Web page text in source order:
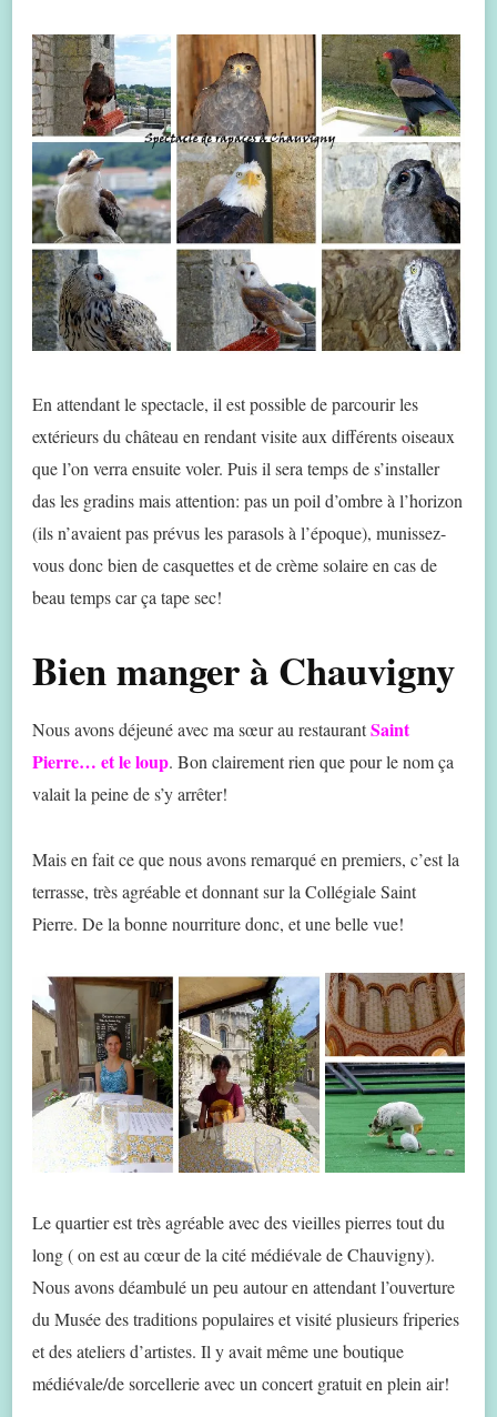
En attendant le spectacle, il est possible de parcourir les
extérieurs du château en rendant visite aux différents oiseaux
que l’on verra ensuite voler. Puis il sera temps de s’installer
das les gradins mais attention: pas un poil d’ombre à l’horizon
(ils n’avaient pas prévus les parasols à l’époque), munissez-
vous donc bien de casquettes et de crème solaire en cas de
beau temps car ça tape sec!
Bien manger à Chauvigny
Nous avons déjeuné avec ma sœur au restaurantSaint
Pierre… et le loup. Bon clairement rien que pour le nom ça
valait la peine de s’y arrêter!
Mais en fait ce que nous avons remarqué en premiers, c’est la
terrasse, très agréable et donnant sur la Collégiale Saint
Pierre. De la bonne nourriture donc, et une belle vue!
Le quartier est très agréable avec des vieilles pierres tout du
long ( on est au cœur de la cité médiévale de Chauvigny).
Nous avons déambulé un peu autour en attendant l’ouverture
du Musée des traditions populaires et visité plusieurs friperies
et des ateliers d’artistes. Il y avait même une boutique
médiévale/de sorcellerie avec un concert gratuit en plein air!